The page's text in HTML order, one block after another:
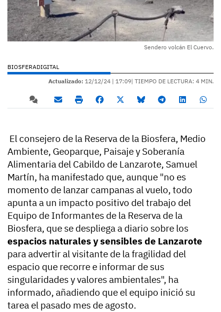
Sendero volcán El Cuervo.
BIOSFERADIGITAL
Actualizado: 12/12/24 | 17:09| TIEMPO DE LECTURA: 4 MIN.
El consejero de la Reserva de la Biosfera, Medio
Ambiente, Geoparque, Paisaje y Soberanía
Alimentaria del Cabildo de Lanzarote, Samuel
Martín, ha manifestado que, aunque "no es
momento de lanzar campanas al vuelo, todo
apunta a un impacto positivo del trabajo del
Equipo de Informantes de la Reserva de la
Biosfera, que se despliega a diario sobre los
espacios naturales y sensibles de Lanzarote
para advertir al visitante de la fragilidad del
espacio que recorre e informar de sus
singularidades y valores ambientales", ha
informado, añadiendo que el equipo inició su
tarea el pasado mes de agosto.